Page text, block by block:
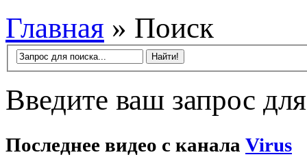
Главная » Поиск
Введите ваш запрос
Последнее видео с канала Virus